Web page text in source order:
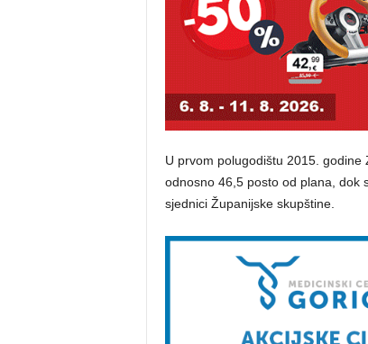
U prvom polugodištu 2015. godine
odnosno 46,5 posto od plana, dok
sjednici Županijske skupštine.